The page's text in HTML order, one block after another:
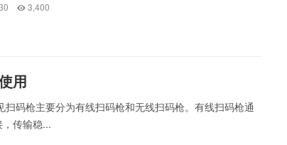
3,400
用
扫码枪主要分为有线扫码枪和无线扫码枪。有线扫码枪通
传输稳...